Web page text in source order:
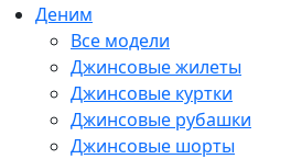
Деним
Все модели
Джинсовые жилеты
Джинсовые куртки
Джинсовые рубашки
Джинсовые шорты